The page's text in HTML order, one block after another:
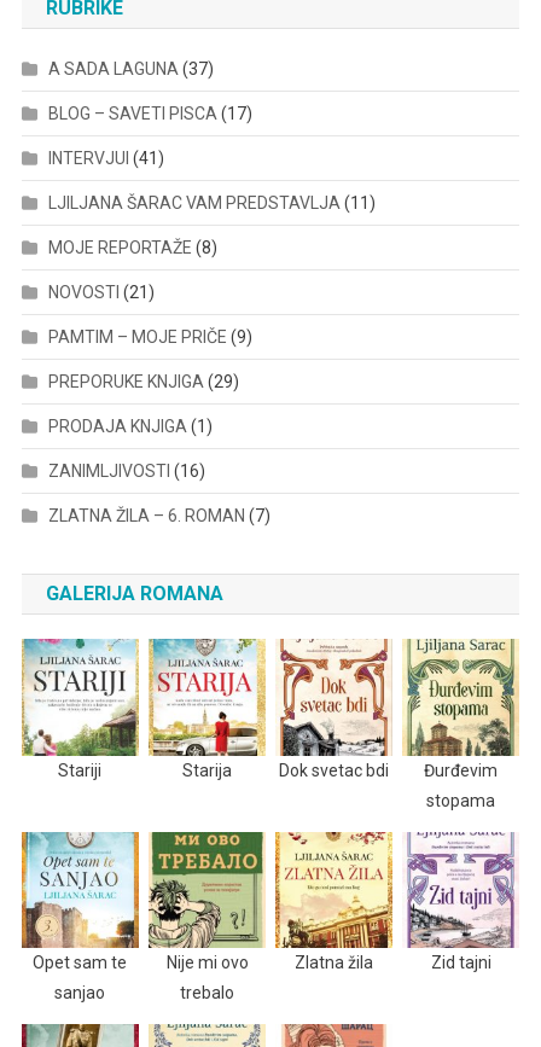
RUBRIKE
A SADA LAGUNA(37)
BLOG – SAVETI PISCA(17)
INTERVJUI (41)
LJILJANA ŠARAC VAM PREDSTAVLJA(11)
MOJE REPORTAŽE (8)
NOVOSTI (21)
PAMTIM – MOJE PRIČE (9)
PREPORUKE KNJIGA(29)
PRODAJA KNJIGA(1)
ZANIMLJIVOSTI (16)
ZLATNA ŽILA – 6. ROMAN (7)
GALERIJA ROMANA
Stariji Starija Dok svetac bdi
Đurđevim
stopama
Opet sam te
sanjao
Nije mi ovo
trebalo
Zlatna žila Zid tajni